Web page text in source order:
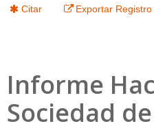
Citar Exportar Registro
Informe
Sociedad